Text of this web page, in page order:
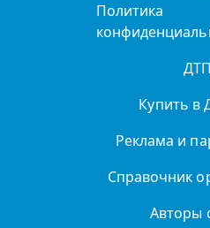
Политика
ДТП
Купить в
Реклама и
Справочник
Авторы